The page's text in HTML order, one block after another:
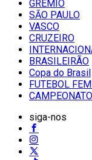
GRÊMIO
SĀO PAULO
VASCO
CRUZEIRO
BRASILEIRÃO
Copa do Brasil
FUTEBOL
siga-nos